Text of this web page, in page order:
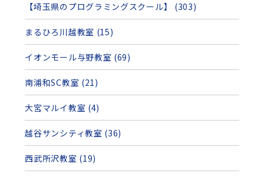
【埼玉県のプログラミングスクール】 (303)
まるひろ川越教室 (15)
イオンモール与野教室 (69)
南浦和SC教室 (21)
大宮マルイ教室 (4)
越谷サンシティ教室 (36)
西武所沢教室 (19)